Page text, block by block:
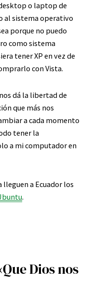
o laptop de
al sistema operativo
porque no puedo
como sistema
tener XP en vez de
con Vista.
dá la libertad de
que más nos
a cada momento
tener la
a mi computador en
a Ecuador los
.
Dios nos